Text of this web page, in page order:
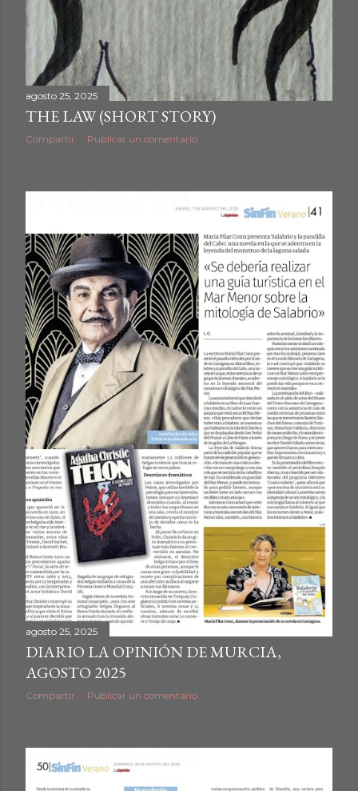
agosto 25, 2025
THE LAW (SHORT STORY)
Compartir Publicar un comentario
agosto 25, 2025
DIARIO LA OPINIÓN DE MURCIA,
AGOSTO 2025
Compartir Publicar un comentario